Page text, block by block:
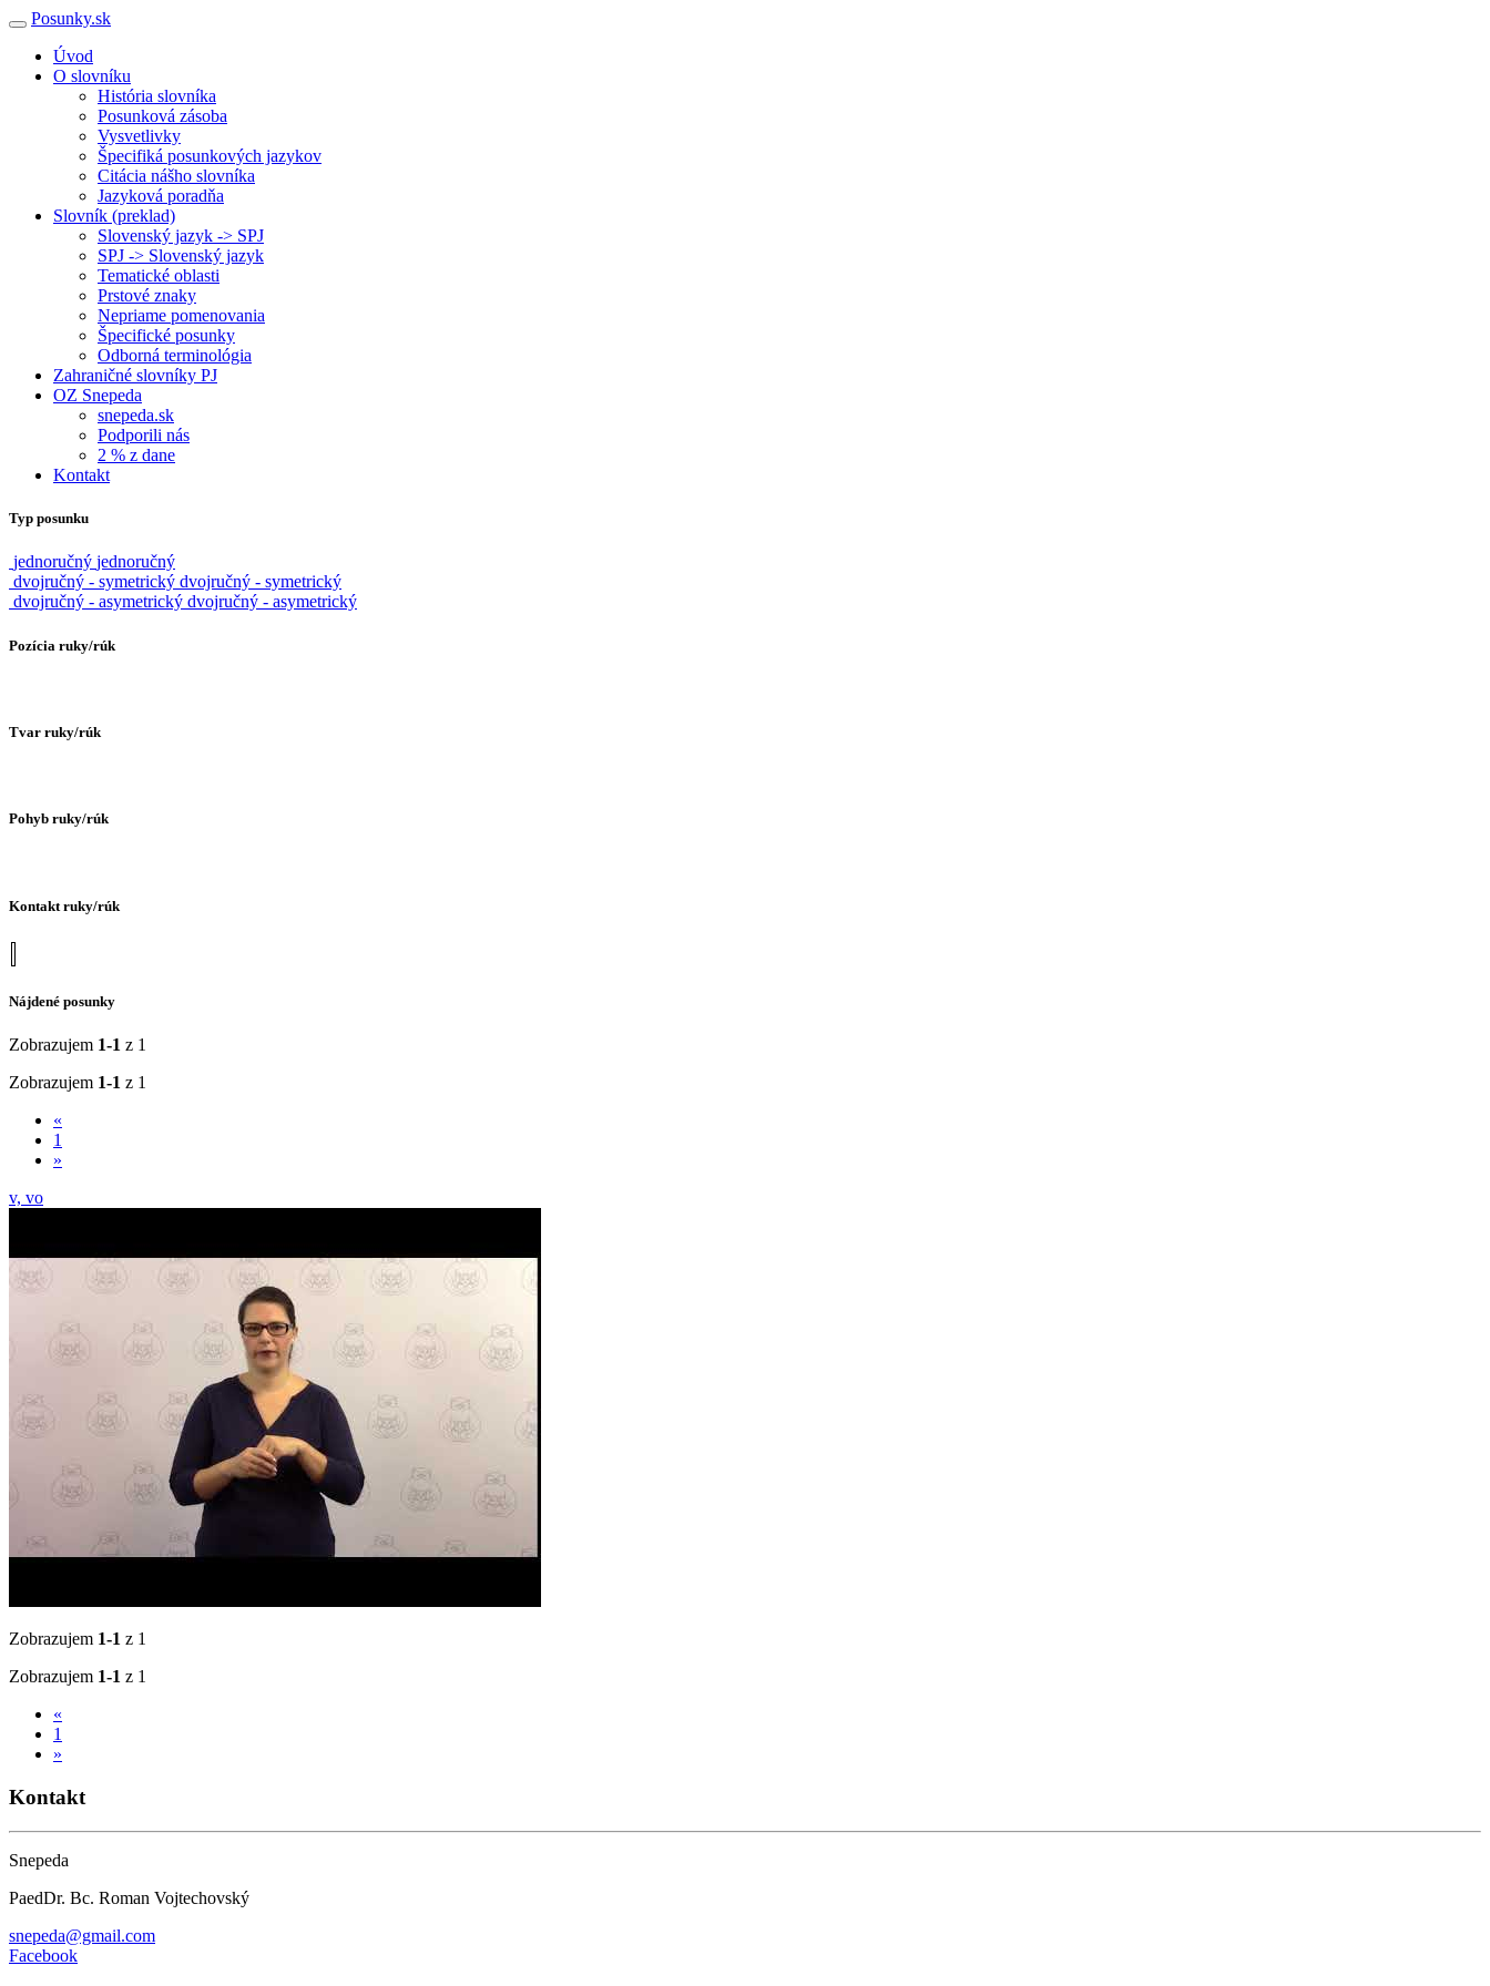
Posunky.sk
Úvod
O slovníku
História slovníka
Posunková zásoba
Vysvetlivky
Špecifiká posunkových jazykov
Citácia nášho slovníka
Jazyková poradňa
Slovník (preklad)
Slovenský jazyk -> SPJ
SPJ -> Slovenský jazyk
Tematické oblasti
Prstové znaky
Nepriame pomenovania
Špecifické posunky
Odborná terminológia
Zahraničné slovníky PJ
OZ Snepeda
snepeda.sk
Podporili nás
2 % z dane
Kontakt
Typ posunku
jednoručný jednoručný
dvojručný - symetrický dvojručný - symetrický
dvojručný - asymetrický dvojručný - asymetrický
Pozícia ruky/rúk
Tvar ruky/rúk
Pohyb ruky/rúk
Kontakt ruky/rúk
Nájdené posunky
Zobrazujem 1-1 z 1
Zobrazujem 1-1 z 1
«
1
»
v, vo
Zobrazujem 1-1 z 1
Zobrazujem 1-1 z 1
«
1
»
Kontakt
Snepeda
PaedDr. Bc. Roman Vojtechovský
snepeda@gmail.com
Facebook